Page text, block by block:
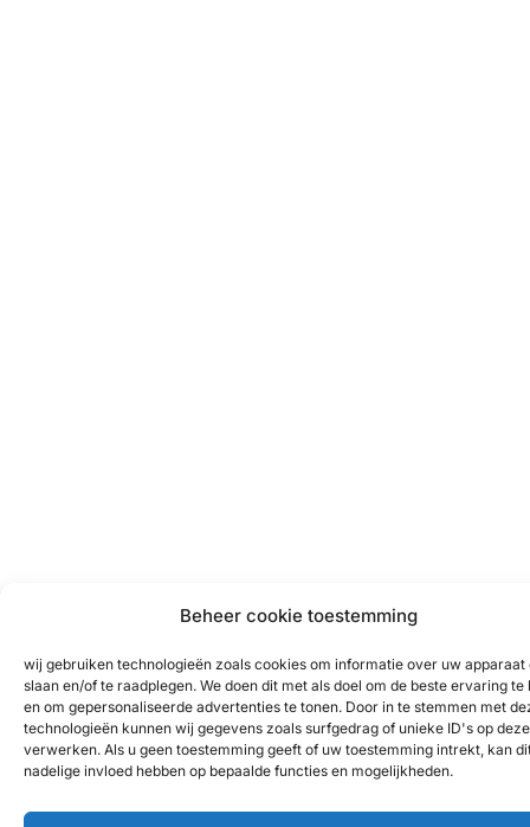
Beheer cookie toestemming
wij gebruiken technologieën zoals cookies om informatie over uw apparaat
slaan en/of te raadplegen. We doen dit met als doel om de beste ervaring te
en om gepersonaliseerde advertenties te tonen. Door in te stemmen met
technologieën kunnen wij gegevens zoals surfgedrag of unieke ID's op
verwerken. Als u geen toestemming geeft of uw toestemming intrekt, kan
nadelige invloed hebben op bepaalde functies en mogelijkheden.